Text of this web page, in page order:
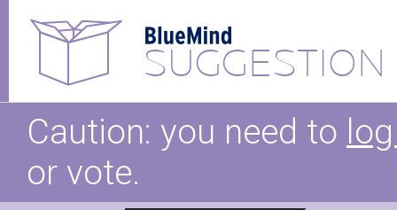
Caution: you need to
or vote.